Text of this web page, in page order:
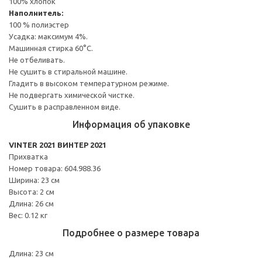
Наполнитель:
100 % полиэстер
Усадка: максимум 4%.
Машинная стирка 60°С.
Не отбеливать.
Не сушить в стиральной машине.
Гладить в высоком температурном режиме.
Не подвергать химической чистке.
Сушить в расправленном виде.
Информация об упаковке
VINTER 2021 ВИНТЕР 2021
Прихватка
Номер товара: 604.988.36
Ширина: 23 см
Высота: 2 см
Длина: 26 см
Вес: 0.12 кг
Подробнее о размере товара
Длина: 23 см